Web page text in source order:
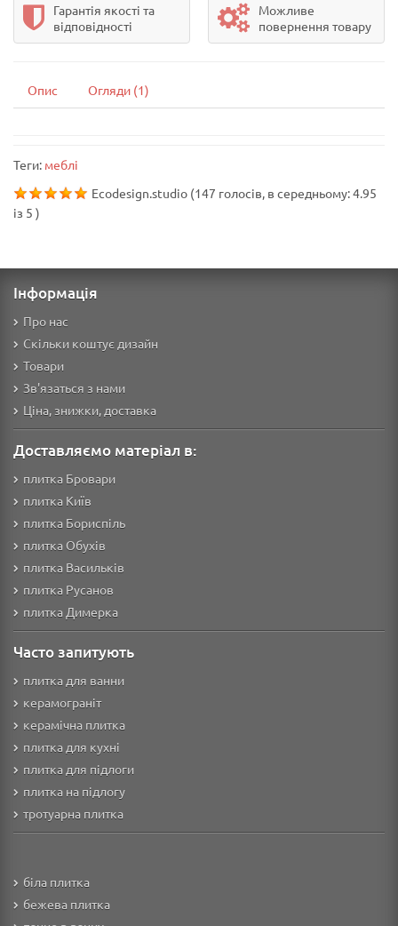
Гарантія якості та
відповідності
Можливе
повернення товару
Опис Огляди (1)
Теги: меблі
Ecodesign.studio (147 голосів, в середньому:4.95
із 5 )
Інформація
Про нас
Скільки коштує дизайн
Товари
Зв'язаться з нами
Ціна, знижки, доставка
Доставляємо матеріал в:
плитка Бровари
плитка Київ
плитка Бориспіль
плитка Обухів
плитка Васильків
плитка Русанов
плитка Димерка
Часто запитують
плитка для ванни
керамограніт
керамічна плитка
плитка для кухні
плитка для підлоги
плитка на підлогу
тротуарна плитка
біла плитка
бежева плитка